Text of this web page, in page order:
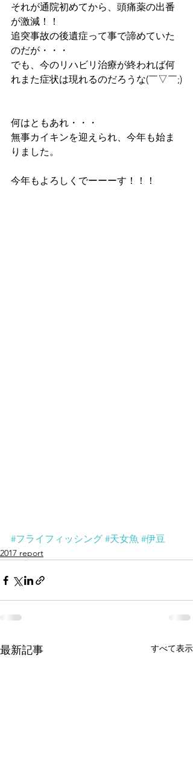
それが通院初めてから、頭痛薬の出番
が激減！！
追突事故の後遺症って事で諦めていた
のだが・・・
でも、今のリハビリ治療が終われば何
れまた症状は現れるのだろうな(￣▽￣;)
何はともあれ・・・
無事カイキンを迎えられ、今年も始ま
りました。
今年もよろしくでーーーす！！！
#フライフィッシング #天女魚 #伊豆
2017 report
最新記事 すべて表示